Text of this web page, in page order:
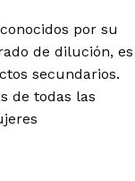
por su
de dilución, es
secundarios.
de todas las